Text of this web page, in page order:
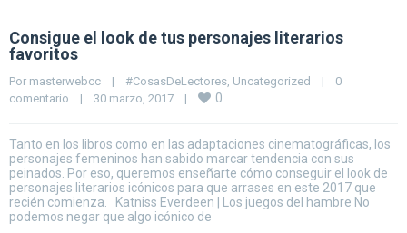
Consigue el look de tus personajes literarios
favoritos
Por masterwebcc | #CosasDeLectores, Uncategorized |
0
comentario
| 30 marzo, 2017 | 0
Tanto en los libros como en las adaptaciones cinematográficas, los
personajes femeninos han sabido marcar tendencia con sus
peinados. Por eso, queremos enseñarte cómo conseguir el look de
personajes literarios icónicos para que arrases en este 2017 que
recién comienza. Katniss Everdeen | Los juegos del hambre No
podemos negar que algo icónico de